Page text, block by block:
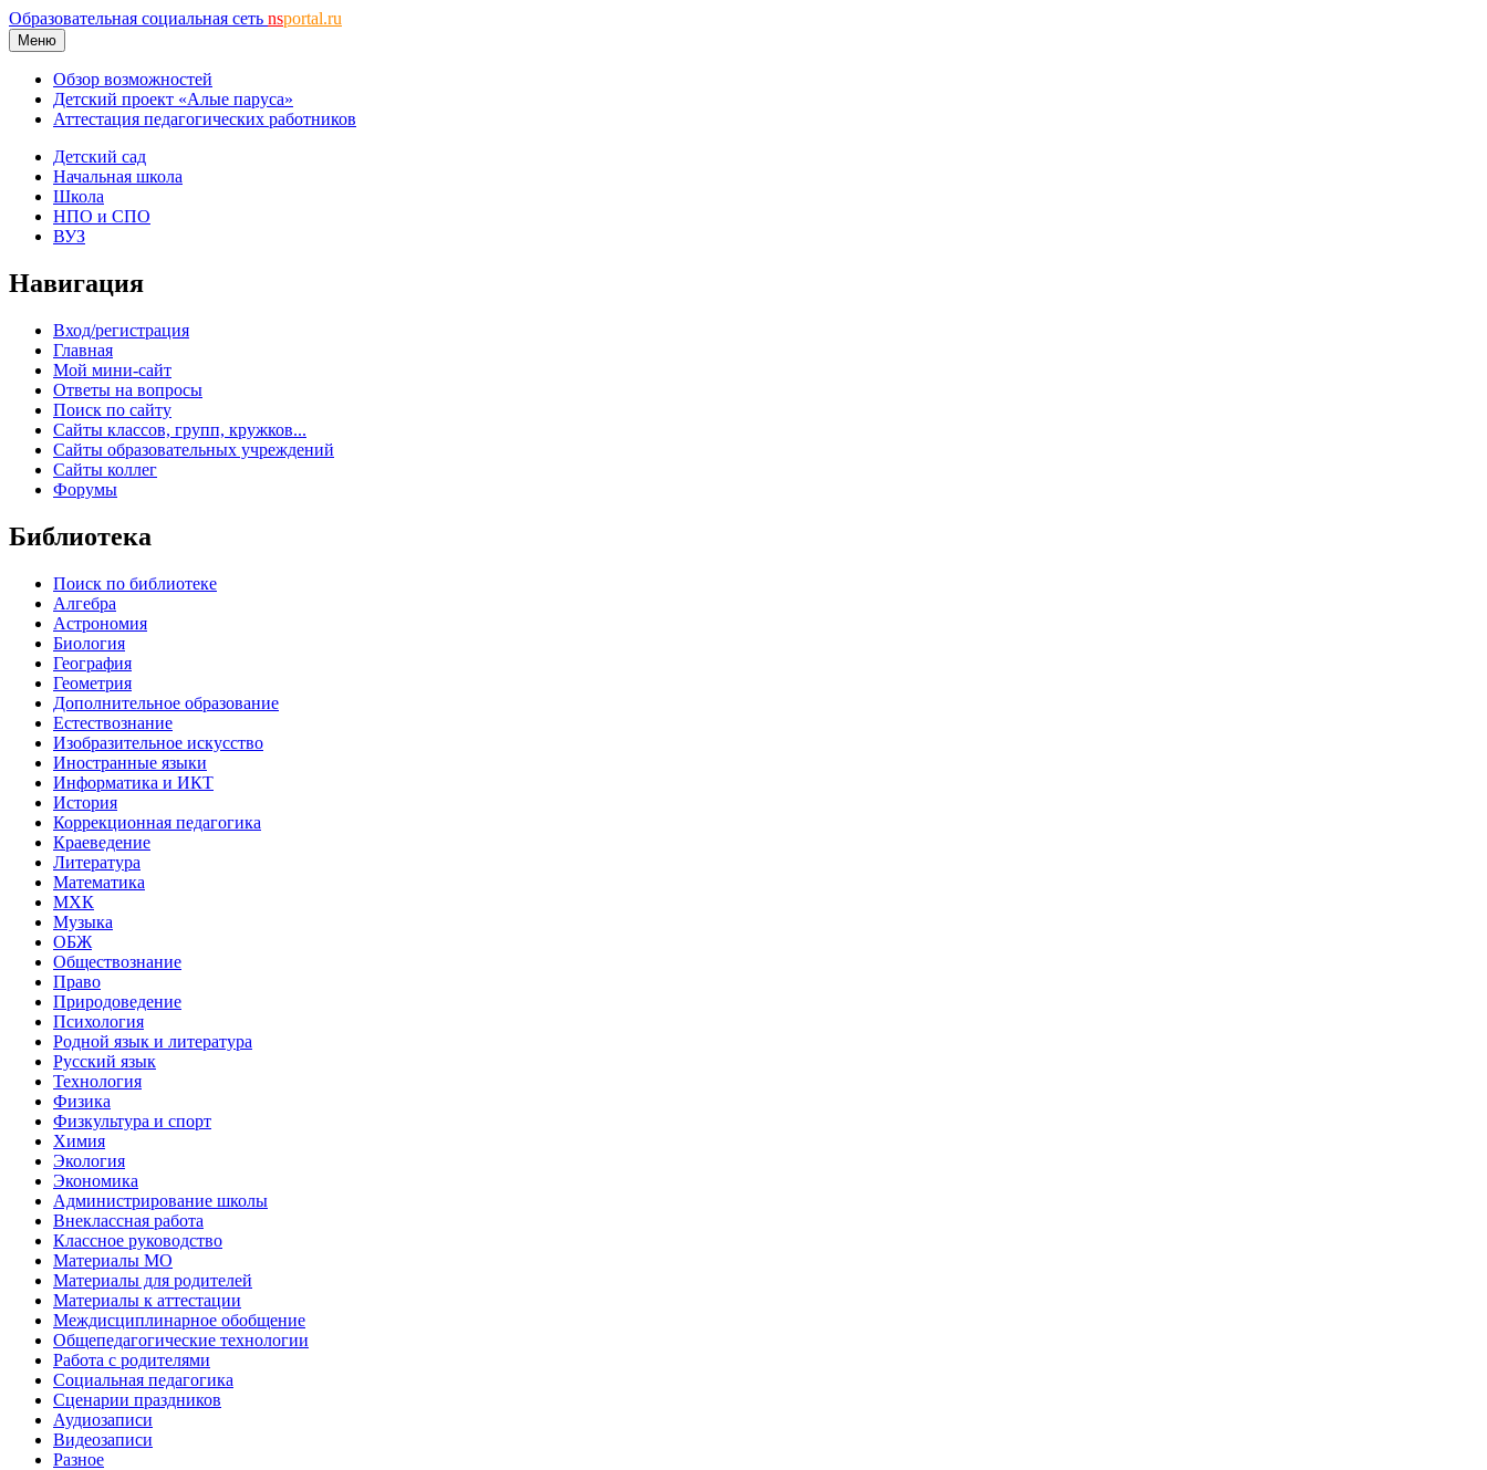
Образовательная социальная сеть nsportal.ru
Меню
Обзор возможностей
Детский проект «Алые паруса»
Аттестация педагогических работников
Детский сад
Начальная школа
Школа
НПО и СПО
ВУЗ
Навигация
Вход/регистрация
Главная
Мой мини-сайт
Ответы на вопросы
Поиск по сайту
Сайты классов, групп, кружков...
Сайты образовательных учреждений
Сайты коллег
Форумы
Библиотека
Поиск по библиотеке
Алгебра
Астрономия
Биология
География
Геометрия
Дополнительное образование
Естествознание
Изобразительное искусство
Иностранные языки
Информатика и ИКТ
История
Коррекционная педагогика
Краеведение
Литература
Математика
МХК
Музыка
ОБЖ
Обществознание
Право
Природоведение
Психология
Родной язык и литература
Русский язык
Технология
Физика
Физкультура и спорт
Химия
Экология
Экономика
Администрирование школы
Внеклассная работа
Классное руководство
Материалы МО
Материалы для родителей
Материалы к аттестации
Междисциплинарное обобщение
Общепедагогические технологии
Работа с родителями
Социальная педагогика
Сценарии праздников
Аудиозаписи
Видеозаписи
Разное